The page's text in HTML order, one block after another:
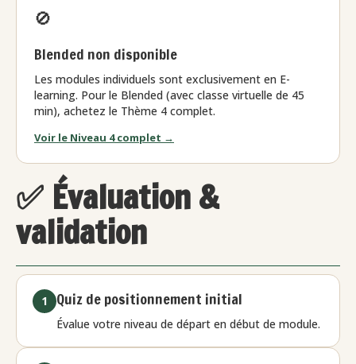
🚫
Blended non disponible
Les modules individuels sont exclusivement en E-
learning. Pour le Blended (avec classe virtuelle de 45
min), achetez le Thème 4 complet.
Voir le Niveau 4 complet →
✅ Évaluation &
validation
1 Quiz de positionnement initial
Évalue votre niveau de départ en début de module.